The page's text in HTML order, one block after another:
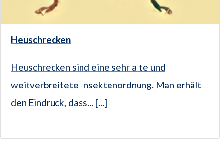
Heuschrecken
Heuschrecken sind eine sehr alte und
weitverbreitete Insektenordnung. Man erhält
den Eindruck, dass... [...]